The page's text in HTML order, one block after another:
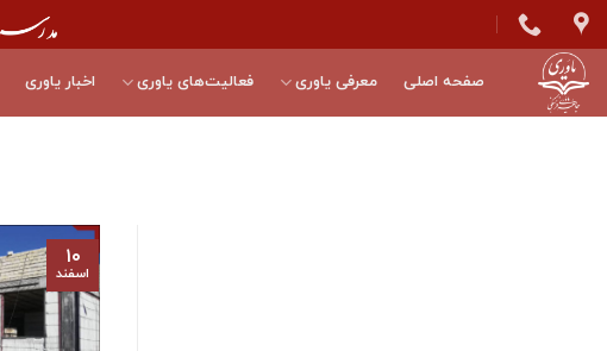
Skip
to
content
صفحه اصلی معرفی یاوری فعالیت‌های یاوری اخبار یاوری
۱۰
اسفند